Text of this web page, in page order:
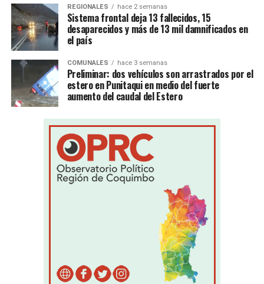
REGIONALES hace 2 semanas
Sistema frontal deja 13 fallecidos, 15
desaparecidos y más de 13 mil damnificados en
el país
COMUNALES hace 3 semanas
Preliminar: dos vehículos son arrastrados por el
estero en Punitaqui en medio del fuerte
aumento del caudal del Estero